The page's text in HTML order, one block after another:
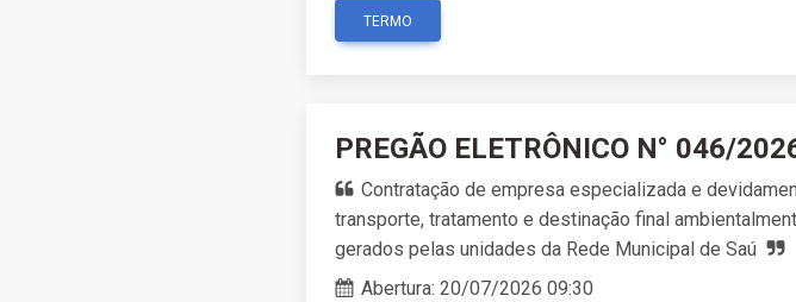
TERMO
PREGÃO ELETRÔNICO N° 046/
Contratação de empresa especializada e
transporte, tratamento e destinação final
gerados pelas unidades da Rede Municipal de Saú
Abertura: 20/07/2026 09:30